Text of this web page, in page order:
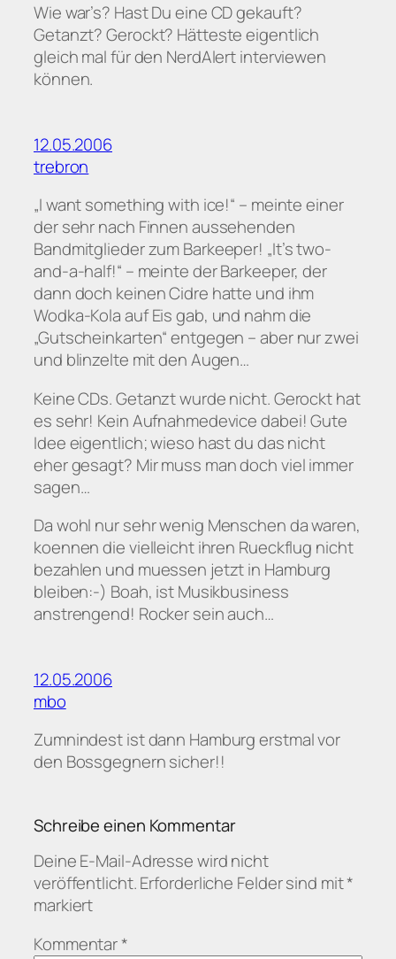
Wie war’s? Hast Du eine CD gekauft?
Getanzt? Gerockt? Hätteste eigentlich
gleich mal für den NerdAlert interviewen
können.
12.05.2006
trebron
„I want something with ice!“ – meinte einer
der sehr nach Finnen aussehenden
Bandmitglieder zum Barkeeper! „It’s two-
and-a-half!“ – meinte der Barkeeper, der
dann doch keinen Cidre hatte und ihm
Wodka-Kola auf Eis gab, und nahm die
„Gutscheinkarten“ entgegen – aber nur zwei
und blinzelte mit den Augen…
Keine CDs. Getanzt wurde nicht. Gerockt hat
es sehr! Kein Aufnahmedevice dabei! Gute
Idee eigentlich; wieso hast du das nicht
eher gesagt? Mir muss man doch viel immer
sagen…
Da wohl nur sehr wenig Menschen da waren,
koennen die vielleicht ihren Rueckflug nicht
bezahlen und muessen jetzt in Hamburg
bleiben:-) Boah, ist Musikbusiness
anstrengend! Rocker sein auch…
12.05.2006
mbo
Zumnindest ist dann Hamburg erstmal vor
den Bossgegnern sicher!!
Schreibe einen Kommentar
Deine E-Mail-Adresse wird nicht
veröffentlicht.Erforderliche Felder sind mit*
markiert
Kommentar*